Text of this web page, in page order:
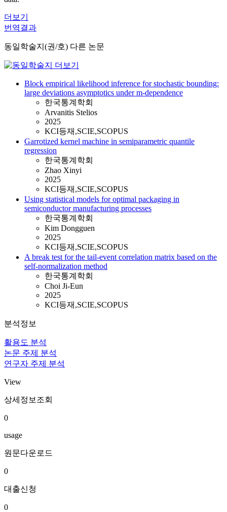
더보기
번역결과
동일학술지(권/호) 다른 논문
Block empirical likelihood inference for stochastic bounding:
large deviations asymptotics under m-dependence
한국통계학회
Arvanitis Stelios
2025
KCI등재,SCIE,SCOPUS
Garrotized kernel machine in semiparametric quantile
regression
한국통계학회
Zhao Xinyi
2025
KCI등재,SCIE,SCOPUS
Using statistical models for optimal packaging in
semiconductor manufacturing processes
한국통계학회
Kim Dongguen
2025
KCI등재,SCIE,SCOPUS
A break test for the tail-event correlation matrix based on the
self-normalization method
한국통계학회
Choi Ji-Eun
2025
KCI등재,SCIE,SCOPUS
분석정보
활용도 분석
논문 주제 분석
연구자 주제 분석
View
상세정보조회
0
usage
원문다운로드
0
대출신청
0